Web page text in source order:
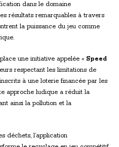
dans le domaine
résultats remarquables à travers
la puissance du jeu comme
une initiative appelée « Speed
respectant les limitations de
à une loterie financée par les
approche ludique a réduit la
ainsi la pollution et la
déchets, l’application